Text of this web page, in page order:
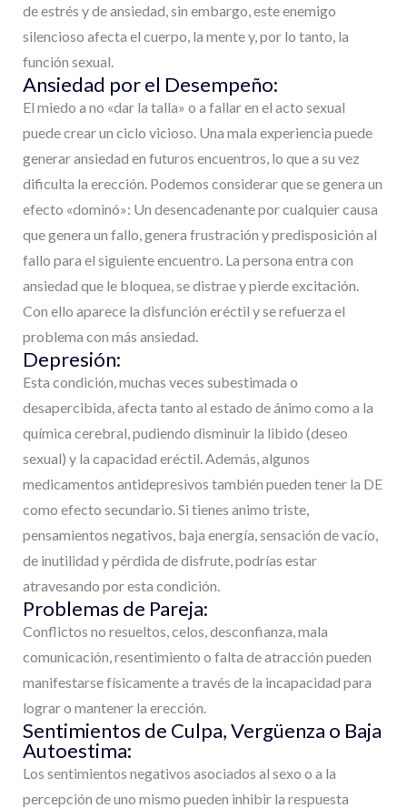
de estrés y de ansiedad, sin embargo, este enemigo
silencioso afecta el cuerpo, la mente y, por lo tanto, la
función sexual.
Ansiedad por el Desempeño:
El miedo a no «dar la talla» o a fallar en el acto sexual
puede crear un ciclo vicioso. Una mala experiencia puede
generar ansiedad en futuros encuentros, lo que a su vez
dificulta la erección. Podemos considerar que se genera un
efecto «dominó»: Un desencadenante por cualquier causa
que genera un fallo, genera frustración y predisposición al
fallo para el siguiente encuentro. La persona entra con
ansiedad que le bloquea, se distrae y pierde excitación.
Con ello aparece la disfunción eréctil y se refuerza el
problema con más ansiedad.
Depresión:
Esta condición, muchas veces subestimada o
desapercibida, afecta tanto al estado de ánimo como a la
química cerebral, pudiendo disminuir la libido (deseo
sexual) y la capacidad eréctil. Además, algunos
medicamentos antidepresivos también pueden tener la DE
como efecto secundario. Si tienes animo triste,
pensamientos negativos, baja energía, sensación de vacío,
de inutilidad y pérdida de disfrute, podrías estar
atravesando por esta condición.
Problemas de Pareja:
Conflictos no resueltos, celos, desconfianza, mala
comunicación, resentimiento o falta de atracción pueden
manifestarse físicamente a través de la incapacidad para
lograr o mantener la erección.
Sentimientos de Culpa, Vergüenza o Baja
Autoestima:
Los sentimientos negativos asociados al sexo o a la
percepción de uno mismo pueden inhibir la respuesta